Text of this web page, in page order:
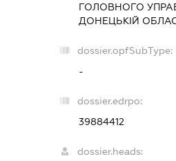
ГОЛОВНОГО
ДОНЕЦЬКІЙ
dossier.opfSubType:
-
dossier.edrpo:
39884412
dossier.heads: